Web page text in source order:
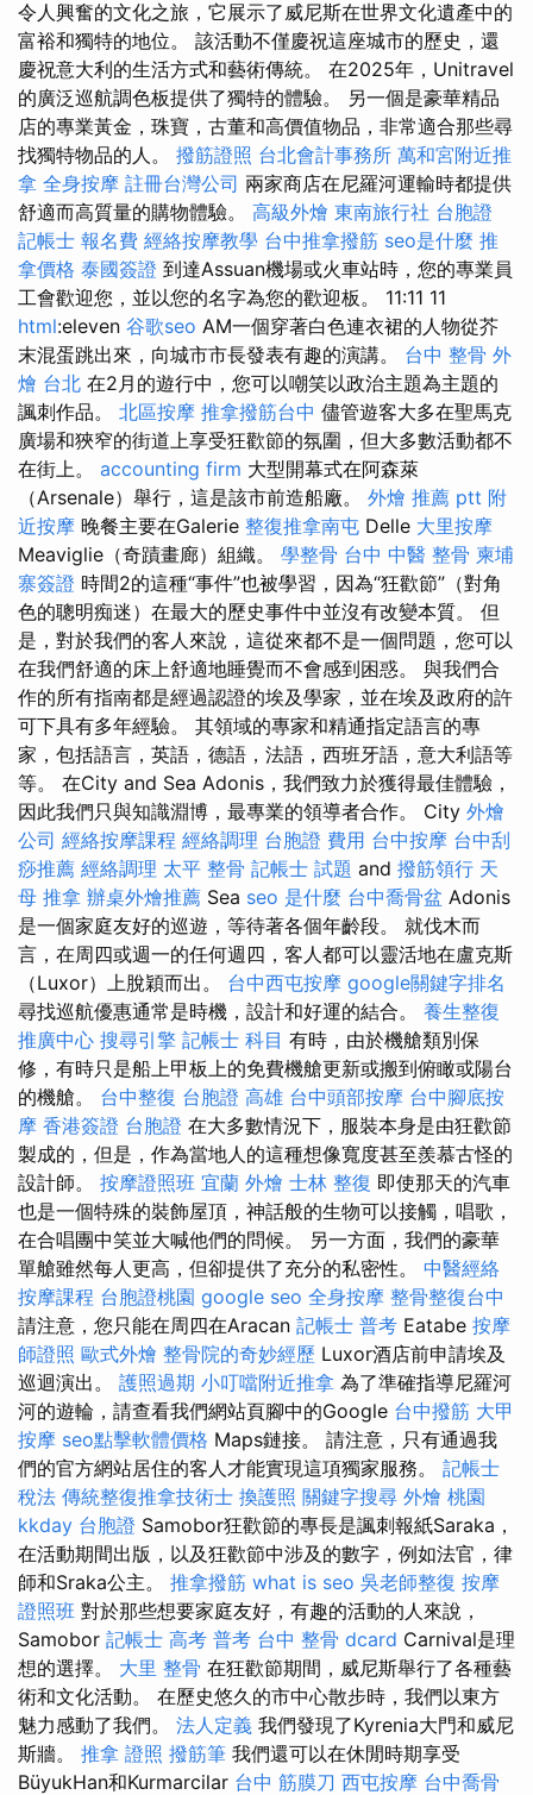
令人興奮的文化之旅，它展示了威尼斯在世界文化遺產中的
富裕和獨特的地位。 該活動不僅慶祝這座城市的歷史，還
慶祝意大利的生活方式和藝術傳統。 在2025年，Unitravel
的廣泛巡航調色板提供了獨特的體驗。 另一個是豪華精品
店的專業黃金，珠寶，古董和高價值物品，非常適合那些尋
找獨特物品的人。 撥筋證照 台北會計事務所 萬和宮附近推
拿 全身按摩 註冊台灣公司 兩家商店在尼羅河運輸時都提供
舒適而高質量的購物體驗。 高級外燴 東南旅行社 台胞證
記帳士 報名費 經絡按摩教學 台中推拿撥筋 seo是什麼 推
拿價格 泰國簽證 到達Assuan機場或火車站時，您的專業員
工會歡迎您，並以您的名字為您的歡迎板。 11:11 11
html:eleven 谷歌seo AM一個穿著白色連衣裙的人物從芥
末混蛋跳出來，向城市市長發表有趣的演講。 台中 整骨 外
燴 台北 在2月的遊行中，您可以嘲笑以政治主題為主題的
諷刺作品。 北區按摩 推拿撥筋台中 儘管遊客大多在聖馬克
廣場和狹窄的街道上享受狂歡節的氛圍，但大多數活動都不
在街上。 accounting firm 大型開幕式在阿森萊
（Arsenale）舉行，這是該市前造船廠。 外燴 推薦 ptt 附
近按摩 晚餐主要在Galerie 整復推拿南屯 Delle 大里按摩
Meaviglie（奇蹟畫廊）組織。 學整骨 台中 中醫 整骨 柬埔
寨簽證 時間2的這種“事件”也被學習，因為“狂歡節”（對角
色的聰明痴迷）在最大的歷史事件中並沒有改變本質。 但
是，對於我們的客人來說，這從來都不是一個問題，您可以
在我們舒適的床上舒適地睡覺而不會感到困惑。 與我們合
作的所有指南都是經過認證的埃及學家，並在埃及政府的許
可下具有多年經驗。 其領域的專家和精通指定語言的專
家，包括語言，英語，德語，法語，西班牙語，意大利語等
等。 在City and Sea Adonis，我們致力於獲得最佳體驗，
因此我們只與知識淵博，最專業的領導者合作。 City 外燴
公司 經絡按摩課程 經絡調理 台胞證 費用 台中按摩 台中刮
痧推薦 經絡調理 太平 整骨 記帳士 試題 and 撥筋領行 天
母 推拿 辦桌外燴推薦 Sea seo 是什麼 台中喬骨盆 Adonis
是一個家庭友好的巡遊，等待著各個年齡段。 就伐木而
言，在周四或週一的任何週四，客人都可以靈活地在盧克斯
（Luxor）上脫穎而出。 台中西屯按摩 google關鍵字排名
尋找巡航優惠通常是時機，設計和好運的結合。 養生整復
推廣中心 搜尋引擎 記帳士 科目 有時，由於機艙類別保
修，有時只是船上甲板上的免費機艙更新或搬到俯瞰或陽台
的機艙。 台中整復 台胞證 高雄 台中頭部按摩 台中腳底按
摩 香港簽證 台胞證 在大多數情況下，服裝本身是由狂歡節
製成的，但是，作為當地人的這種想像寬度甚至羨慕古怪的
設計師。 按摩證照班 宜蘭 外燴 士林 整復 即使那天的汽車
也是一個特殊的裝飾屋頂，神話般的生物可以接觸，唱歌，
在合唱團中笑並大喊他們的問候。 另一方面，我們的豪華
單艙雖然每人更高，但卻提供了充分的私密性。 中醫經絡
按摩課程 台胞證桃園 google seo 全身按摩 整骨整復台中
請注意，您只能在周四在Aracan 記帳士 普考 Eatabe 按摩
師證照 歐式外燴 整骨院的奇妙經歷 Luxor酒店前申請埃及
巡迴演出。 護照過期 小叮噹附近推拿 為了準確指導尼羅河
河的遊輪，請查看我們網站頁腳中的Google 台中撥筋 大甲
按摩 seo點擊軟體價格 Maps鏈接。 請注意，只有通過我
們的官方網站居住的客人才能實現這項獨家服務。 記帳士
稅法 傳統整復推拿技術士 換護照 關鍵字搜尋 外燴 桃園
kkday 台胞證 Samobor狂歡節的專長是諷刺報紙Saraka，
在活動期間出版，以及狂歡節中涉及的數字，例如法官，律
師和Sraka公主。 推拿撥筋 what is seo 吳老師整復 按摩
證照班 對於那些想要家庭友好，有趣的活動的人來說，
Samobor 記帳士 高考 普考 台中 整骨 dcard Carnival是理
想的選擇。 大里 整骨 在狂歡節期間，威尼斯舉行了各種藝
術和文化活動。 在歷史悠久的市中心散步時，我們以東方
魅力感動了我們。 法人定義 我們發現了Kyrenia大門和威尼
斯牆。 推拿 證照 撥筋筆 我們還可以在休閒時期享受
BüyukHan和Kurmarcilar 台中 筋膜刀 西屯按摩 台中喬骨